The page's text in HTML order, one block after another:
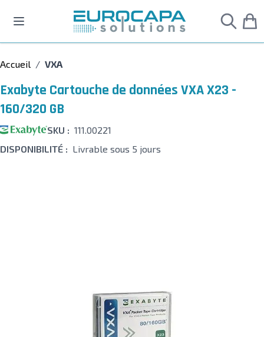
Accueil / VXA
Exabyte Cartouche de données VXA X23 -
160/320 GB
SKU : 111.00221
DISPONIBILITÉ : Livrable sous 5 jours